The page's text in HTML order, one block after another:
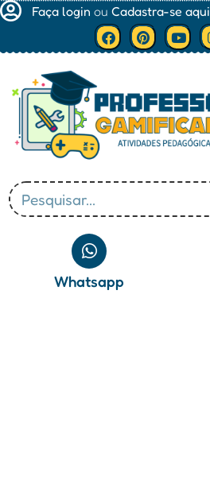
Faça login ou Cadastra-se aqui
Whatsapp